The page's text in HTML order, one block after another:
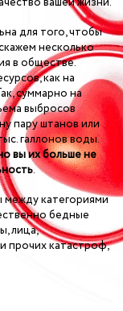
для того, чтобы
несколько
в обществе.
как на
суммарно на
выбросов
пару штанов или
галлонов воды.
вы их больше не
.
между категориями
бедные
лица,
прочих катастроф,